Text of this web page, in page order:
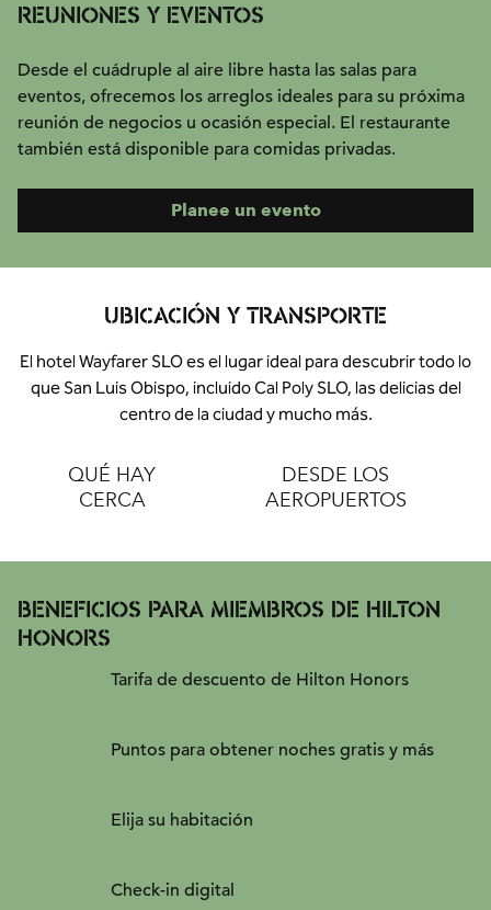
REUNIONES Y EVENTOS
Desde el cuádruple al aire libre hasta las salas para
eventos, ofrecemos los arreglos ideales para su próxima
reunión de negocios u ocasión especial. El restaurante
también está disponible para comidas privadas.
Planee un evento
UBICACIÓN Y TRANSPORTE
El hotel Wayfarer SLO es el lugar ideal para descubrir todo lo
que San Luis Obispo, incluido Cal Poly SLO, las delicias del
centro de la ciudad y mucho más.
QUÉ HAY
CERCA
DESDE LOS
AEROPUERTOS
BENEFICIOS PARA MIEMBROS DE HILTON
HONORS
Tarifa de descuento de Hilton Honors
Puntos para obtener noches gratis y más
Elija su habitación
Check-in digital